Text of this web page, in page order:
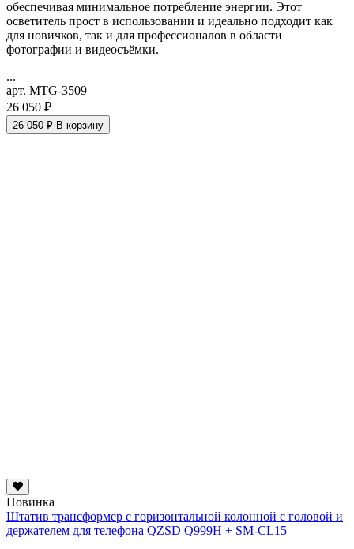
обеспечивая минимальное потребление энергии. Этот
осветитель прост в использовании и идеально подходит как
для новичков, так и для профессионалов в области
фотографии и видеосъёмки.
...
арт. MTG-3509
26 050 ₽
26 050 ₽ В корзину
Новинка
Штатив трансформер с горизонтальной колонной с головой и
держателем для телефона QZSD Q999H + SM-CL15